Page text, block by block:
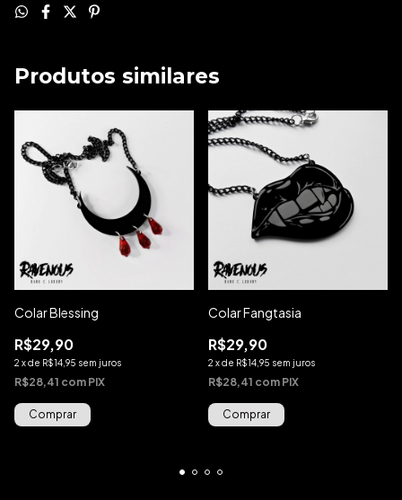
Produtos similares
Colar Blessing
R$29,90
2 xde R$14,95 sem juros
R$28,41 com PIX
Colar Fangtasia
R$29,90
2 xde R$14,95 sem juros
R$28,41 com PIX